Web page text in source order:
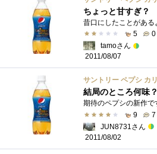
ちょっと甘すぎ？
5
0
tamoさん
2011/08/07
結局のところ何味？
9
7
JUN8731さん
2011/08/02